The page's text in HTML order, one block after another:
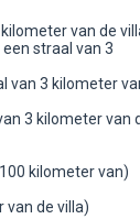
van de
straal van 3
van 3 kilometer
3 kilometer van
kilometer van)
van de villa)